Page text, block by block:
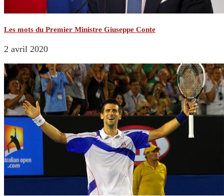
Les mots du Premier Ministre Giuseppe Conte
2 avril 2020